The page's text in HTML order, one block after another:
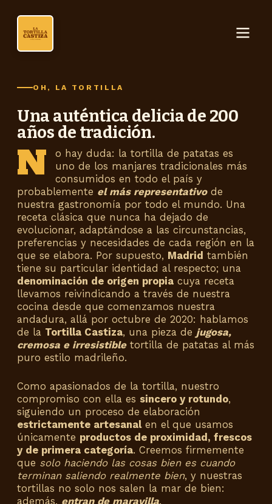
OH, LA TORTILLA
Una auténtica delicia de 200
años de tradición.
N
o hay duda: la tortilla de patatas es
uno de los manjares tradicionales más
consumidos en todo el país y
probablemente el más representativode
nuestra gastronomía por todo el mundo. Una
receta clásica que nunca ha dejado de
evolucionar, adaptándose a las circunstancias,
preferencias y necesidades de cada región en la
que se elabora. Por supuesto, Madrid también
tiene su particular identidad al respecto; una
denominación de origen propia cuya receta
llevamos reivindicando a través de nuestra
cocina desde que comenzamos nuestra
andadura, allá por octubre de 2020: hablamos
de la Tortilla Castiza, una pieza de jugosa,
cremosa e irresistibletortilla de patatas al más
puro estilo madrileño.
Como apasionados de la tortilla, nuestro
compromiso con ella es sincero y rotundo,
siguiendo un proceso de elaboración
estrictamente artesanalen el que usamos
únicamente productos de proximidad, frescos
y de primera categoría. Creemos firmemente
que solo haciendo las cosas bien es cuando
terminan saliendo realmente bien, y nuestras
tortillas no solo nos salen la mar de bien:
además, entran de maravilla.